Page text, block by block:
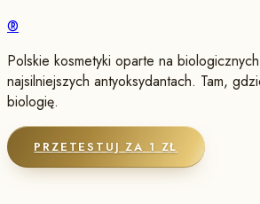
®
Polskie kosmetyki oparte na
najsilniejszych antyoksydantach. Tam,
biologię.
PRZETESTUJ ZA 1 ZŁ